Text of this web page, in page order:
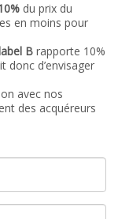
du prix du
en moins pour
B rapporte 10%
donc d’envisager
avec nos
des acquéreurs